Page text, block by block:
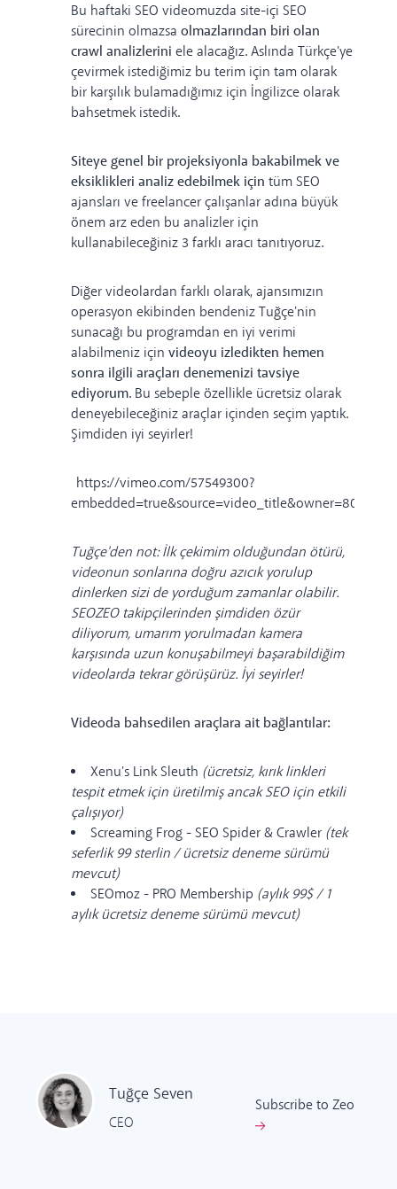
Bu haftaki SEO videomuzda site-içi SEO
sürecinin olmazsa olmazlarından biri olan
crawl analizlerini ele alacağız. Aslında Türkçe'ye
çevirmek istediğimiz bu terim için tam olarak
bir karşılık bulamadığımız için İngilizce olarak
bahsetmek istedik.
Siteye genel bir projeksiyonla bakabilmek ve
eksiklikleri analiz edebilmek için tüm SEO
ajansları ve freelancer çalışanlar adına büyük
önem arz eden bu analizler için
kullanabileceğiniz 3 farklı aracı tanıtıyoruz.
Diğer videolardan farklı olarak, ajansımızın
operasyon ekibinden bendeniz Tuğçe'nin
sunacağı bu programdan en iyi verimi
alabilmeniz için videoyu izledikten hemen
sonra ilgili araçları denemenizi tavsiye
ediyorum. Bu sebeple özellikle ücretsiz olarak
deneyebileceğiniz araçlar içinden seçim yaptık.
Şimdiden iyi seyirler!
https://vimeo.com/57549300?
embedded=true&source=video_title&owner=8096836
Tuğçe'den not: İlk çekimim olduğundan ötürü,
videonun sonlarına doğru azıcık yorulup
dinlerken sizi de yorduğum zamanlar olabilir.
SEOZEO takipçilerinden şimdiden özür
diliyorum, umarım yorulmadan kamera
karşısında uzun konuşabilmeyi başarabildiğim
videolarda tekrar görüşürüz. İyi seyirler!
Videoda bahsedilen araçlara ait bağlantılar:
Xenu's Link Sleuth (ücretsiz, kırık linkleri
tespit etmek için üretilmiş ancak SEO için etkili
çalışıyor)
Screaming Frog - SEO Spider & Crawler (tek
seferlik 99 sterlin / ücretsiz deneme sürümü
mevcut)
SEOmoz - PRO Membership (aylık 99$ / 1
aylık ücretsiz deneme sürümü mevcut)
Tuğçe Seven
CEO
Subscribe to Zeo